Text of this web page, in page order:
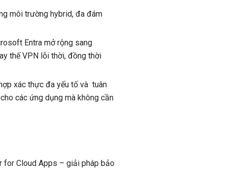
môi trường hybrid, đa đám
Entra mở rộng sang
thế VPN lỗi thời, đồng thời
xác thực đa yếu tố và tuân
các ứng dụng mà không cần
Cloud Apps – giải pháp bảo